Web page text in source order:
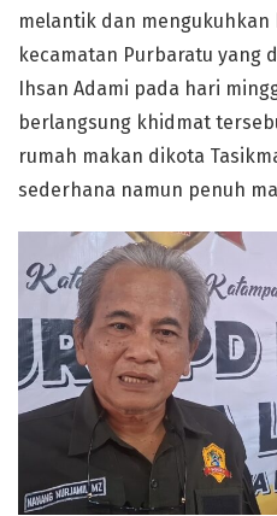
melantik dan mengukuhkan
kecamatan Purbaratu yang
Ihsan Adami pada hari
berlangsung khidmat
rumah makan dikota
sederhana namun penuh